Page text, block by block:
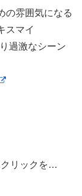
の雰囲気になる
スマイ
過激なシーン
クリックを…